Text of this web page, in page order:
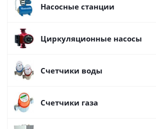
Насосные станции
Циркуляционные насосы
Счетчики воды
Счетчики газа